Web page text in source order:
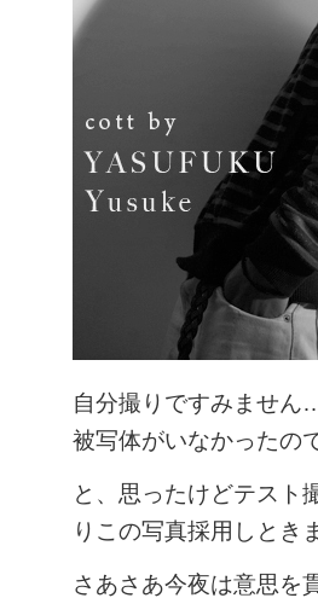
自分撮りですみません
被写体がいなかったの
と、思ったけどテスト
りこの写真採用しとき
さあさあ今夜は意思を